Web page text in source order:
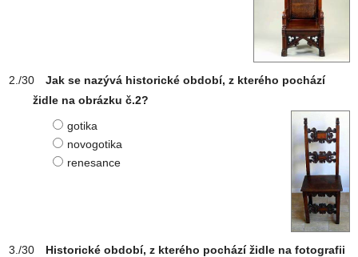
Jak se nazývá historické období, z kterého pochází
židle na obrázku č.2?
gotika
novogotika
renesance
Historické období, z kterého pochází židle na fotografii